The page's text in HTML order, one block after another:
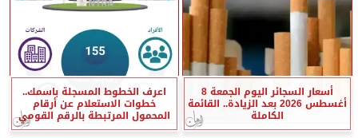
أسعار السجائر اليوم الجمعة 8
أغسطس 2026 بعد الزيادة.. القائمة
الكاملة
اعرف الخطوط المسجلة باسمك..
خطوات الاستعلام عن أرقام
المحمول المرتبطة بالرقم القومي